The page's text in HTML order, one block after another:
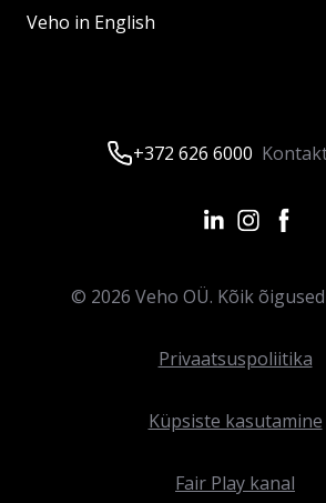
Veho in English
+372 626 6000
© 2026 Veho OÜ. Kõik
Privaatsuspoliitika
Küpsiste kasutamine
Fair Play kanal